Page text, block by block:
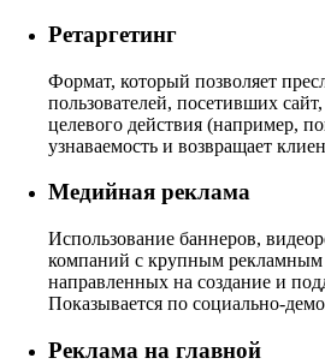
Ретаргетинг
Формат, который позволяет
пользователей, посетивших
целевого действия (например,
узнаваемость и возвращает
Медийная реклама
Использование баннеров,
компаний с крупным
направленных на создание и
Показывается по социально-
Реклама на главной